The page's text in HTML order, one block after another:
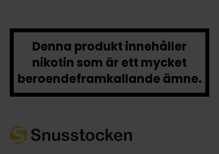
Denna produkt innehåller
nikotin som är ett mycket
beroendeframkallande ämne.